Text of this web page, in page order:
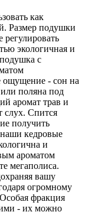
как
Размер подушки
экологичная и
с
ощущение - сон на
поляна под
аромат трав и
слух. Спится
получить
кедровые
и
ароматом
мегаполиса.
вашу
огромному
фракция
- их можно